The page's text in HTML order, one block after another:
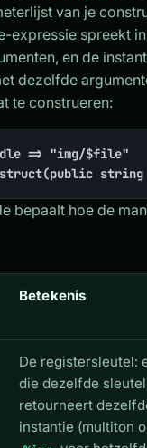
van je
expressie spreekt in
en de
dezelfde
te construeren:
=> "img/$file"
bepaalt hoe de
Betekenis
De registersleutel:
die dezelfde
retourneert
instantie (multiton